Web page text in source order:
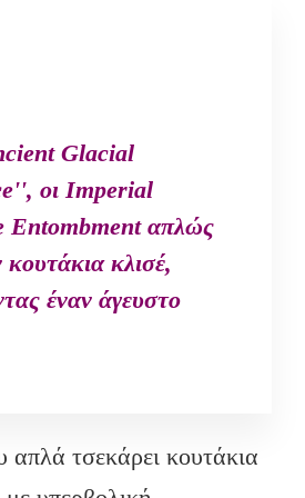
Glacial
οι Imperial
Entombment απλώς
κλισέ,
έναν άγευστο
απλά τσεκάρει κουτάκια